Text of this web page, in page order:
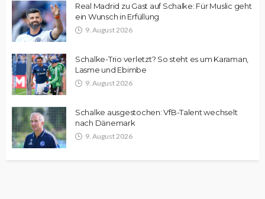
Real Madrid zu Gast auf Schalke: Für Muslic geht
ein Wunsch in Erfüllung
9. August 2026
Schalke-Trio verletzt? So steht es um Karaman,
Lasme und Ebimbe
9. August 2026
Schalke ausgestochen: VfB-Talent wechselt
nach Dänemark
9. August 2026